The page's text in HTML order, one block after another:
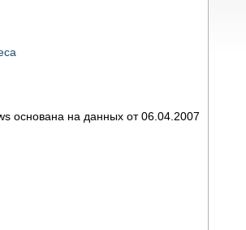
основана на данных от 06.04.2007